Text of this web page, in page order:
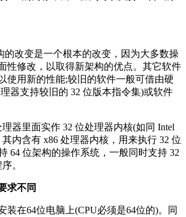
的改变是一个根本的改变，因为大多数操
性修改，以取得新架构的优点。其它软件
使用新的性能;较旧的软件一般可借由硬
器支持较旧的 32 位版本指令集)或软件
器里面实作 32 位处理器内核(如同 Intel
其内含有 x86 处理器内核，用来执行 32 位
64 位架构的操作系统，一般同时支持 32
。
求不同
装在64位电脑上(CPU必须是64位的)。同